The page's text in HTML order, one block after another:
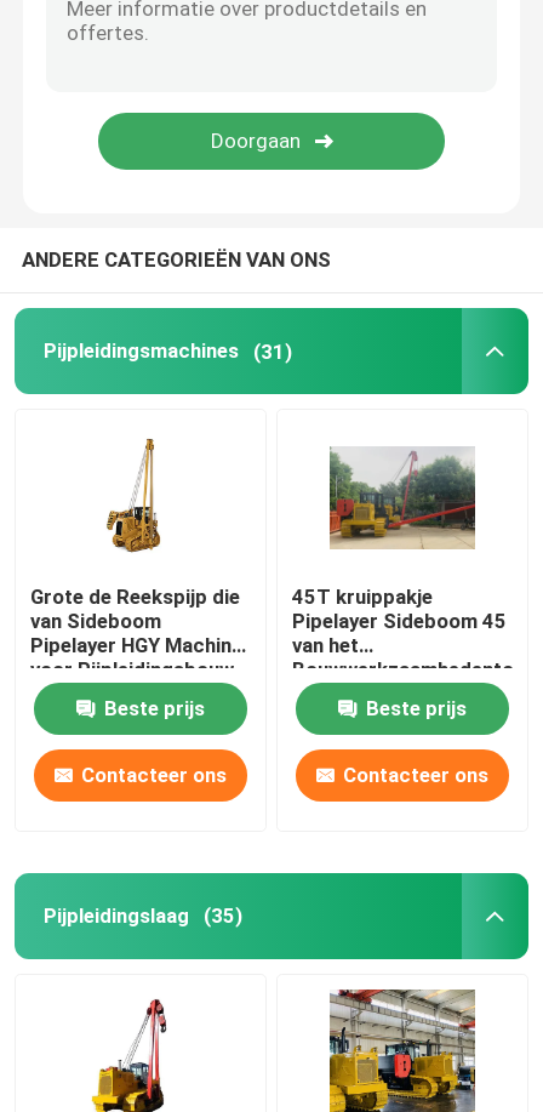
Pijp het Verwarmen Machine
Pijpsnijmachine
Pijpleidings Interne Klem
Het lassen verwarmt Materiaal voor
Pijpleiding Demagnetizer
De Wieg van de pijprol
Lassentent
ANDERE CATEGORIEËN VAN ONS
Pijpleidingsmachines (31)
Grote de Reekspijp die
van Sideboom
Pipelayer HGY Machine
voor Pijpleidingsbouw
leggen
Beste prijs
Contacteer ons
45T kruippakje
Pipelayer Sideboom 45
van het
Bouwwerkzaamhedenton
Gebruik
Beste prijs
Contacteer ons
Pijpleidingslaag (35)